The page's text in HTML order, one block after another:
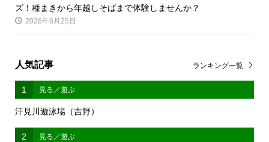
ズ！種まきから年越しそばまで体験しませんか？
2026年6月25日
人気記事
1 見る／遊ぶ
汗見川遊泳場（吉野）
2 見る／遊ぶ
ランキング一覧